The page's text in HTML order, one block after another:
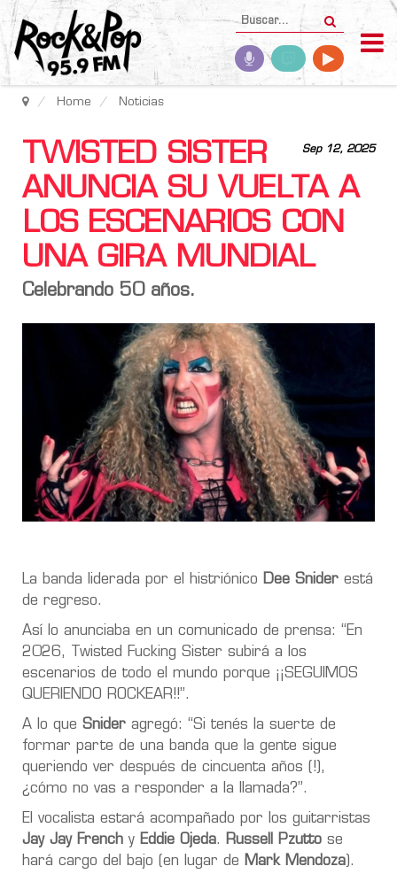
Home Noticias
Sep 12, 2025
TWISTED SISTER
ANUNCIA SU VUELTA A
LOS ESCENARIOS CON
UNA GIRA MUNDIAL
Celebrando 50 años.
La banda liderada por el histriónico Dee Snider está
de regreso.
Así lo anunciaba en un comunicado de prensa: “En
2026, Twisted Fucking Sister subirá a los
escenarios de todo el mundo porque ¡¡SEGUIMOS
QUERIENDO ROCKEAR!!”.
A lo que Snider agregó: “Si tenés la suerte de
formar parte de una banda que la gente sigue
queriendo ver después de cincuenta años (!),
¿cómo no vas a responder a la llamada?”.
El vocalista estará acompañado por los guitarristas
Jay Jay French y Eddie Ojeda. Russell Pzutto se
hará cargo del bajo (en lugar de
Mark Mendoza ).